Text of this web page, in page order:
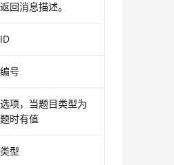
回消息描述。
号
项，当题目类型为
时有值
型